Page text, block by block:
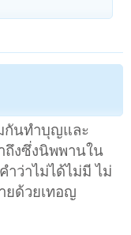
กันทำบุญและ
ถึงซึ่งนิพพานใน
ว่าไม่ได้ไม่มี ไม่
ยด้วยเทอญ